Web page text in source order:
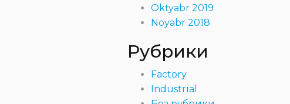
Oktyabr 2019
Noyabr 2018
Рубрики
Factory
Industrial